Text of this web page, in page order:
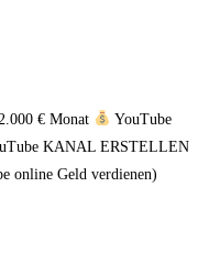
€ Monat
YouTube
KANAL ERSTELLEN
online Geld verdienen)